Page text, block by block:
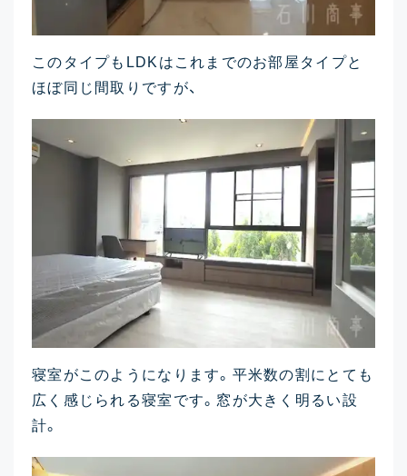
このタイプもLDKはこれまでのお部屋タイプと
ほぼ同じ間取りですが、
寝室がこのようになります。平米数の割にとても
広く感じられる寝室です。窓が大きく明るい設
計。